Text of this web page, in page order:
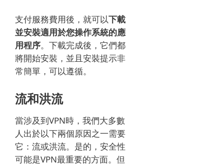
支付服務費用後，就可以下載
並安裝適用於您操作系統的應
用程序。 下載完成後，它們都
將開始安裝，並且安裝提示非
常簡單，可以遵循。
流和洪流
當涉及到VPN時，我們大多數
人出於以下兩個原因之一需要
它：流或洪流。 是的，安全性
可能是VPN最重要的方面。 但